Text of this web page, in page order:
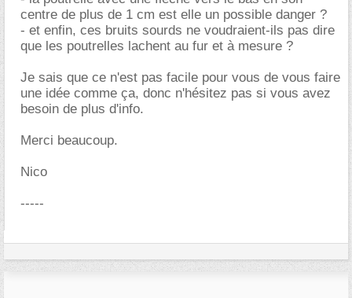
centre de plus de 1 cm est elle un possible danger ?
- et enfin, ces bruits sourds ne voudraient-ils pas dire
que les poutrelles lachent au fur et à mesure ?
Je sais que ce n'est pas facile pour vous de vous faire
une idée comme ça, donc n'hésitez pas si vous avez
besoin de plus d'info.
Merci beaucoup.
Nico
-----